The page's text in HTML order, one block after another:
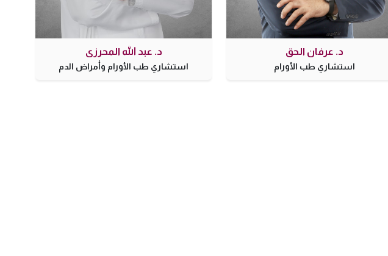
د. عرفان الحق
استشاري طب الأورام
د. عبد الله المحرزي
استشاري طب الأورام وأمراض الدم